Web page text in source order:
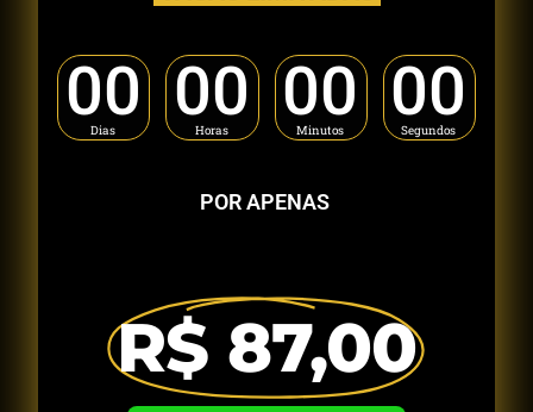
00
Dias 00
Horas 00
Minutos 00
Segundos
POR APENAS
R$ 87,00